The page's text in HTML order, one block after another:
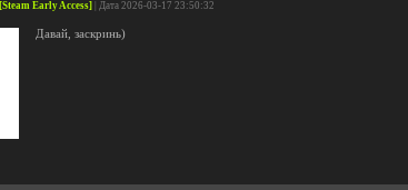
Early Access] | Дата 2026-03-17 23:50:32
Давай, заскринь)